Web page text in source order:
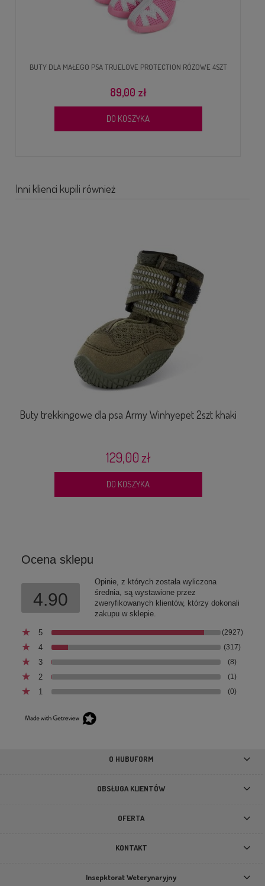
BUTY DLA MAŁEGO PSA TRUELOVE PROTECTION RÓŻOWE 4SZT
89,00 zł
DO KOSZYKA
Inni klienci kupili również
Buty trekkingowe dla psa Army Winhyepet 2szt khaki
129,00 zł
DO KOSZYKA
Ocena sklepu
4.90
Opinie, z których została wyliczona
średnia, są wystawione przez
zweryfikowanych klientów, którzy dokonali
zakupu w sklepie.
5 (2927)
4 (317)
3 (8)
2 (1)
1 (0)
O HUBUFORM
OBSŁUGA KLIENTÓW
OFERTA
KONTAKT
Insepktorat Weterynaryjny